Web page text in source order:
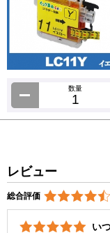
数量
レビュー
総合評価
い